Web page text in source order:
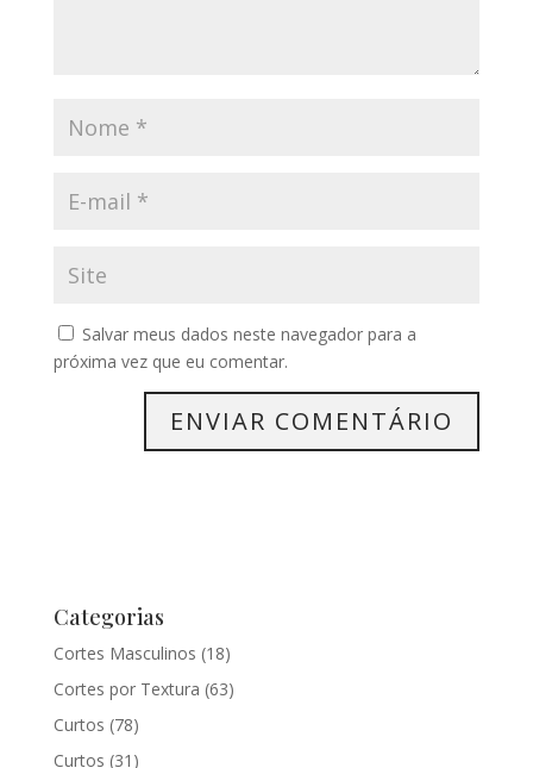
Salvar meus dados neste navegador para a
próxima vez que eu comentar.
Categorias
Cortes Masculinos (18)
Cortes por Textura (63)
Curtos (78)
Curtos (31)